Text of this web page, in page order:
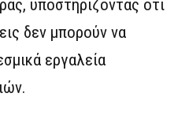
υποστηρίζοντας ότι
δεν μπορούν να
εργαλεία